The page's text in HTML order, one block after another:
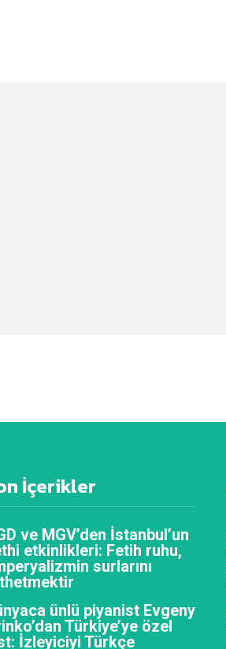
İçerikler
ve MGV’den İstanbul’un
etkinlikleri: Fetih ruhu,
surlarını
ünlü piyanist Evgeny
Türkiye’ye özel
İzleyiciyi Türkçe